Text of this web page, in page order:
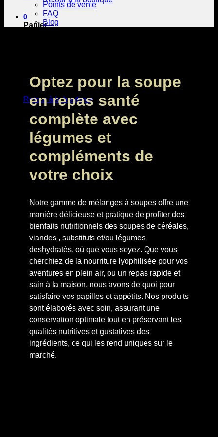
0
Panier
Votre panier est vide.
Retour à la boutique
Points de vente
FAQ
Blog
Optez pour la soupe
en repas santé
complète avec
légumes et
compléments de
votre choix
Notre gamme de mélanges à soupes offre une
manière délicieuse et pratique de profiter des
bienfaits nutritionnels des soupes de céréales,
viandes , substituts et/ou légumes
déshydratés, où que vous soyez. Que vous
cherchiez de la nourriture lyophilisée pour vos
aventures en plein air, ou un repas rapide et
sain à la maison, nous avons de quoi pour
satisfaire vos papilles et appétits. Nos produits
sont élaborés avec soin, assurant une
conservation optimale tout en préservant les
qualités nutritives et gustatives des
ingrédients, ce qui les rend uniques sur le
marché.